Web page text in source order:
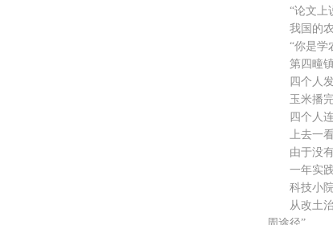
“论文上说
我国的农业
“你是学农
第四疃镇
四个人发
玉米播完
四个人连
上去一看
由于没有
一年实践
科技小院
从改土治